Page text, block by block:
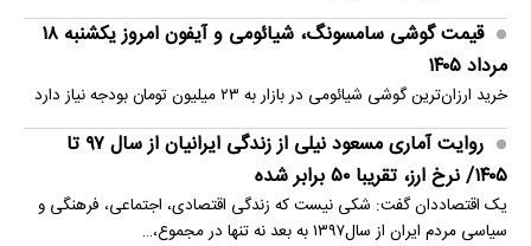
قیمت گوشی سامسونگ، شیائومی و آیفون امروز یکشنبه ۱۸
مرداد ۱۴۰۵
خرید ارزان‌ترین گوشی شیائومی در بازار به ۲۳ میلیون تومان بودجه نیاز دارد
روایت آماری مسعود نیلی از زندگی ایرانیان از سال ۹۷ تا
۱۴۰۵/ نرخ ارز، تقریبا ۵۰ برابر شده
یک اقتصاددان گفت: شکی نیست که زندگی اقتصادی، اجتماعی، فرهنگی و
سیاسی مردم ایران از سال۱۳۹۷ به بعد نه تنها در مجموع،…